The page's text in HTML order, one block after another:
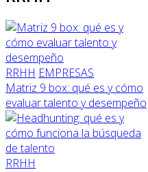
RRHH EMPRESAS
Matriz 9 box: qué es y cómo
evaluar talento y desempeño
RRHH